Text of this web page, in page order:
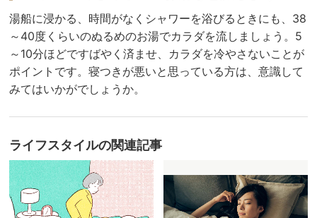
湯船に浸かる、時間がなくシャワーを浴びるときにも、38
～40度くらいのぬるめのお湯でカラダを流しましょう。5
～10分ほどですばやく済ませ、カラダを冷やさないことが
ポイントです。寝つきが悪いと思っている方は、意識して
みてはいかがでしょうか。
ライフスタイルの関連記事